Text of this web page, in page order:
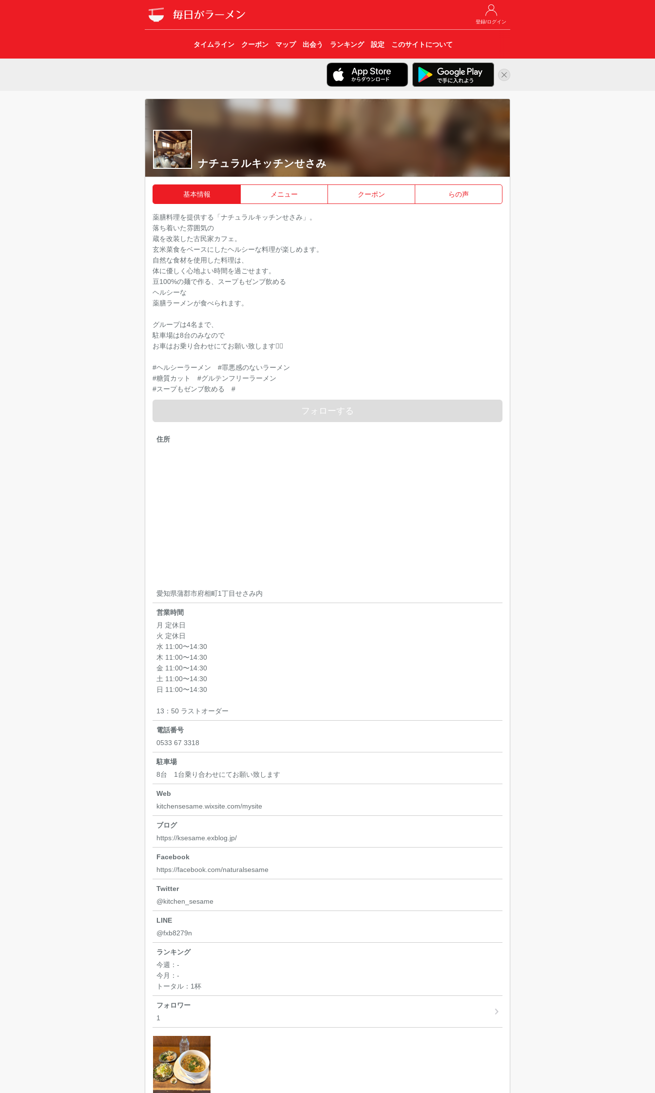
登録/ログイン
タイムライン クーポン マップ 出会う ランキング 設定 このサイトについて
ナチュラルキッチンせさみ
基本情報 メニュー クーポン らの声
薬膳料理を提供する「ナチュラルキッチンせさみ」。
落ち着いた雰囲気の
蔵を改装した古民家カフェ。
玄米菜食をベースにしたヘルシーな料理が楽しめます。
自然な食材を使用した料理は、
体に優しく心地よい時間を過ごせます。
豆100%の麺で作る、スープもゼンブ飲める
ヘルシーな
薬膳ラーメンが食べられます。
グループは4名まで、
駐車場は8台のみなので
お車はお乗り合わせにてお願い致します🙇‍♀️
#ヘルシーラーメン #罪悪感のないラーメン
#糖質カット #グルテンフリーラーメン
#スープもゼンブ飲める #
フォローする
住所
愛知県蒲郡市府相町1丁目せさみ内
営業時間
月 定休日
火 定休日
水 11:00〜14:30
木 11:00〜14:30
金 11:00〜14:30
土 11:00〜14:30
日 11:00〜14:30
13：50 ラストオーダー
電話番号
0533 67 3318
駐車場
8台 1台乗り合わせにてお願い致します
Web
kitchensesame.wixsite.com/mysite
ブログ
https://ksesame.exblog.jp/
Facebook
https://facebook.com/naturalsesame
Twitter
@kitchen_sesame
LINE
@fxb8279n
ランキング
今週： -
今月： -
トータル： 1杯
フォロワー
1